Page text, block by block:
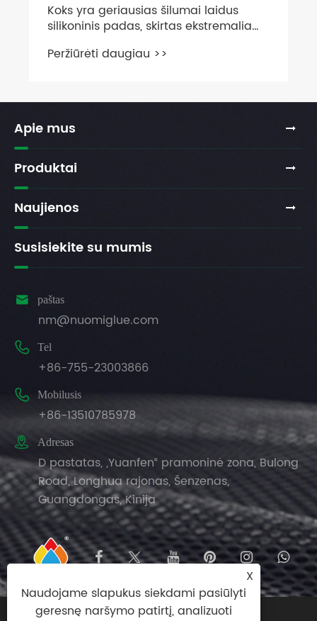
Koks yra geriausias šilumai laidus
silikoninis padas, skirtas ekstremaliam
Peržiūrėti daugiau >>
Apie mus
Produktai
Naujienos
Susisiekite su mumis
 paštas
nm@nuomiglue.com
 Tel
+86-755-23003866
 Mobilusis
+86-13510785978
 Adresas
D pastatas, „Yuanfen“ pramoninė zona, Bulong
Road, Longhua rajonas, Šenzenas,
Guangdongas, Kinija
X
Naudojame slapukus siekdami pasiūlyti
geresnę naršymo patirtį, analizuoti